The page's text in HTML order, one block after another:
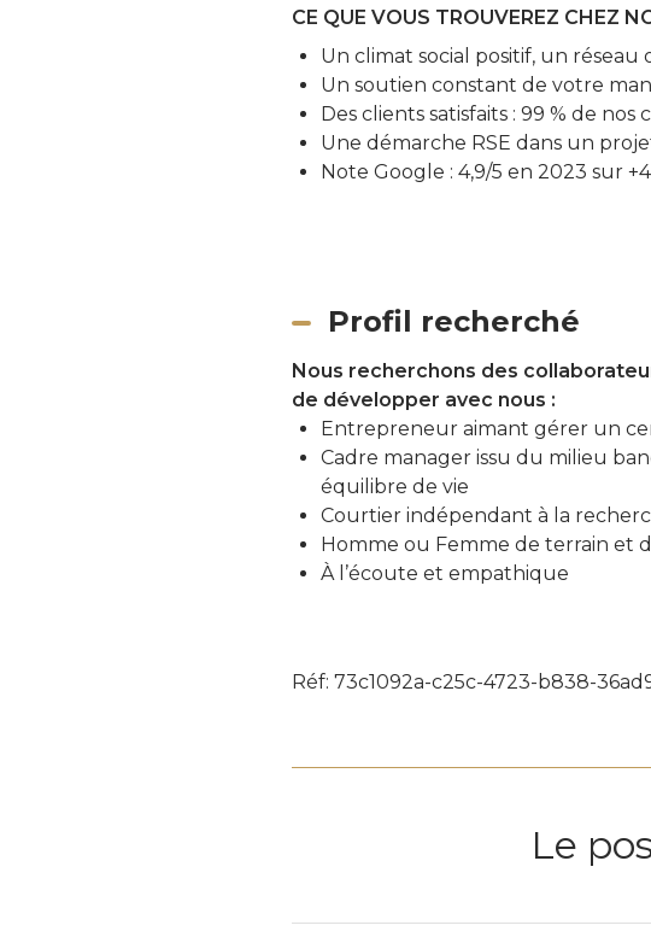
CE QUE VOUS TROUVEREZ CHEZ
Un climat social positif, un
Un soutien constant de votre
Des clients satisfaits : 99 % de
Une démarche RSE dans un
Note Google : 4,9/5 en 2023 sur
Profil recherché
Nous recherchons des
de développer avec nous :
Entrepreneur aimant gérer un
Cadre manager issu du milieu
équilibre de vie
Courtier indépendant à la
Homme ou Femme de terrain et
À l’écoute et empathique
Réf: 73c1092a-c25c-4723-b838-
Le